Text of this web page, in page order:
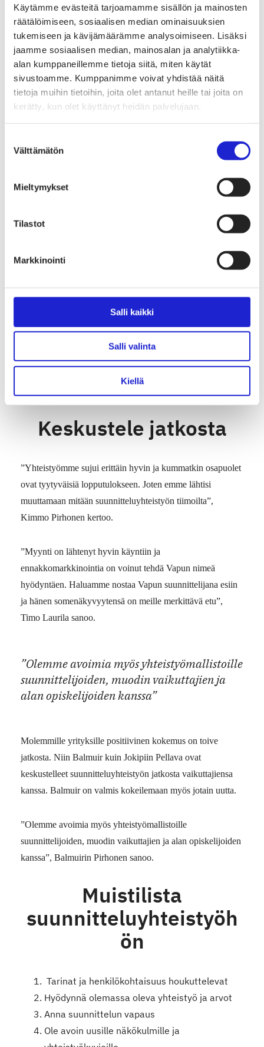
Käytämme evästeitä tarjoamamme sisällön ja mainosten
räätälöimiseen, sosiaalisen median ominaisuuksien
tukemiseen ja kävijämäärämme analysoimiseen. Lisäksi
jaamme sosiaalisen median, mainosalan ja analytiikka-
alan kumppaneillemme tietoja siitä, miten käytät
sivustoamme. Kumppanimme voivat yhdistää näitä
tietoja muihin tietoihin, joita olet antanut heille tai joita on
kerätty, kun olet käyttänyt heidän palvelujaan.
valinta
Välttämätön
Mieltymykset
Tilastot
Markkinointi
Salli kaikki
Salli valinta
Kiellä
Balmuirilla suunnitteluyhteistyö on tuonut uudenlaista
näkökulmaa valikoimaan. Malliston tuotteet ovat tyyliltään
nuorekkaita ja ajan hengessä kiinni.
”Koska Alexa on yksi tunnetuimmista suomalaisista
muotivaikuttajista, hänen kauttaan tavoitamme laajasti
muodista kiinnostuneita nuoria aikuisia. Malliston tuotteet
sointuvat hyvin myös muuhun BMuir -valikoimaamme ja
Kimmo Pirhonen kertoo.
Jokipiin Pellava sai yhteistyönkautta myös uusia
projektissa. Vapulle entuudestaan tuttu viestintätoimisto ja
valokuvaaja hyppäsivät mukaan projektiin”, Timo Laurila
”Kävi ilmi, että Vappu oli suunnitellut Muurlan Lasille
Keskustele jatkosta
”Yhteistyömme sujui erittäin hyvin ja kummatkin osapuolet
ovat tyytyväisiä lopputulokseen. Joten emme lähtisi
muuttamaan mitään suunnitteluyhteistyön tiimoilta”,
Kimmo Pirhonen kertoo.
”Myynti on lähtenyt hyvin käyntiin ja
ennakkomarkkinointia on voinut tehdä Vapun nimeä
hyödyntäen. Haluamme nostaa Vapun suunnittelijana esiin
ja hänen somenäkyvyytensä on meille merkittävä etu”,
Timo Laurila sanoo.
”Olemme avoimia myös yhteistyömallistoille
suunnittelijoiden, muodin vaikuttajien ja
alan opiskelijoiden kanssa”
Molemmille yrityksille positiivinen kokemus on toive
jatkosta. Niin Balmuir kuin Jokipiin Pellava ovat
keskustelleet suunnitteluyhteistyön jatkosta vaikuttajiensa
kanssa. Balmuir on valmis kokeilemaan myös jotain uutta.
”Olemme avoimia myös yhteistyömallistoille
suunnittelijoiden, muodin vaikuttajien ja alan opiskelijoiden
kanssa”, Balmuirin Pirhonen sanoo.
Muistilista
suunnitteluyhteistyöh
ön
Tarinat ja henkilökohtaisuus houkuttelevat
Hyödynnä olemassa oleva yhteistyö ja arvot
Anna suunnittelun vapaus
Ole avoin uusille näkökulmille ja